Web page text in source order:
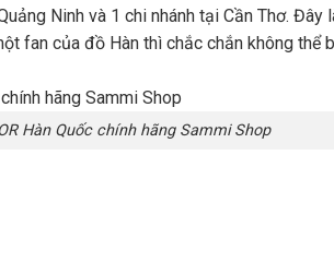
Ninh và 1 chi nhánh tại Cần Thơ. Đây
fan của đồ Hàn thì chắc chắn không thể
Hàn Quốc chính hãng Sammi Shop